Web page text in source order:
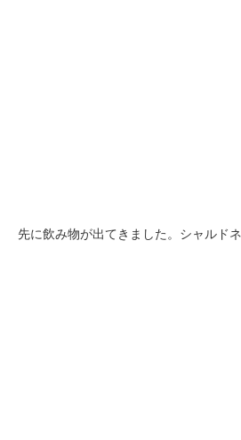
先に飲み物が出てきました。シャルドネ